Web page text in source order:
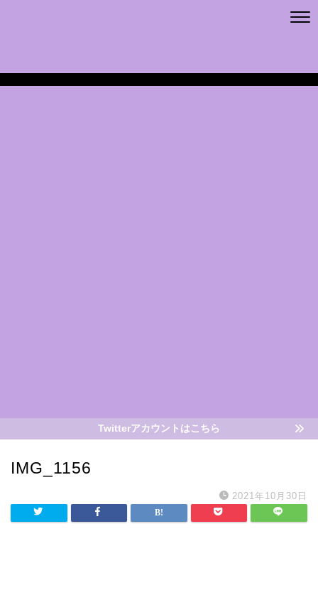
Twitterアカウントはこちら
IMG_1156
2021年10月30日